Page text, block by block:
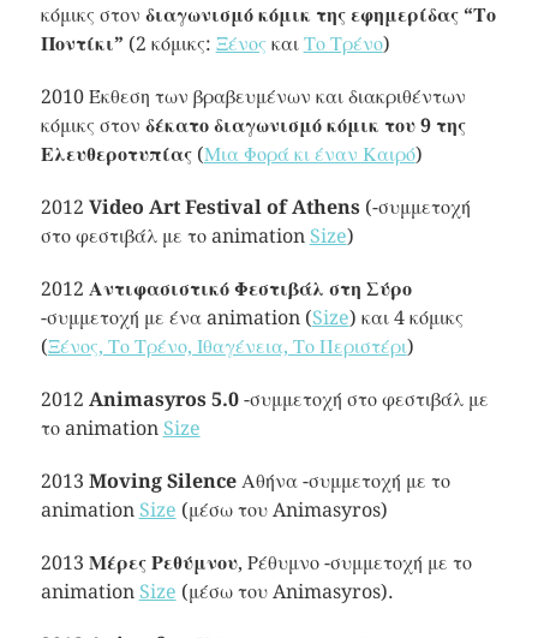
κόμικς στον διαγωνισμό κόμικ της εφημερίδας “Το
Ποντίκι” (2 κόμικς: Ξένος και Το Τρένο)
2010 Έκθεση των βραβευμένων και διακριθέντων
κόμικς στον δέκατο διαγωνισμό κόμικ του 9 της
Ελευθεροτυπίας(Μια Φορά κι έναν Καιρό)
2012 Video Art Festival of Athens(-συμμετοχή
στο φεστιβάλ με το animation Size)
2012 Αντιφασιστικό Φεστιβάλ στη Σύρο
-συμμετοχή με ένα animation (Size) και 4 κόμικς
(Ξένος, Το Τρένο, Ιθαγένεια, Το Περιστέρι)
2012 Animasyros 5.0-συμμετοχή στο φεστιβάλ με
το animation Size
2013 Moving SilenceΑθήνα -συμμετοχή με το
animation Size (μέσω του Animasyros)
2013 Μέρες Ρεθύμνου, Ρέθυμνο -συμμετοχή με το
animation Size (μέσω του Animasyros).